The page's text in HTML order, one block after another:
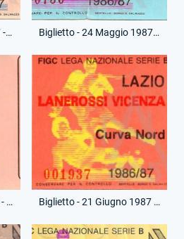
Biglietto - 3 Maggio 1987 - Campionato Serie B - Lazio-Sambenedettese Biglietto - 24 Maggio 1987 - Campionato Serie B - Lazio-Cagliari
Biglietto - 7 Giugno 1987 - Campionato Serie B - Lazio-Lecce Biglietto - 21 Giugno 1987 - Campionato Serie B - Lazio-L.R.Vicenza